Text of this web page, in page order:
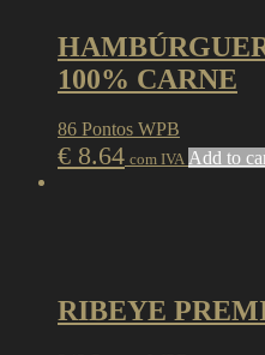
100% CARNE
86 Pontos WPB
€ 8.64 com IVA Add to
RIBEYE